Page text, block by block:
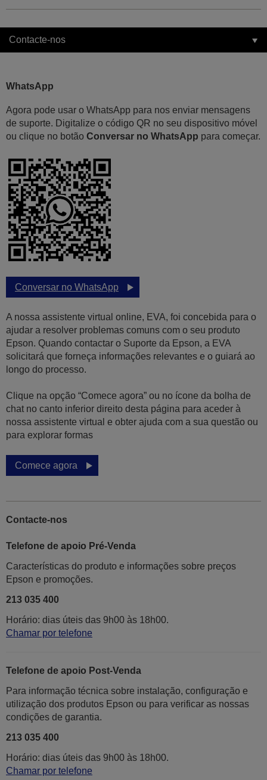
Contacte-nos
WhatsApp
Agora pode usar o WhatsApp para nos enviar mensagens
de suporte. Digitalize o código QR no seu dispositivo móvel
ou clique no botão Conversar no WhatsApp para começar.
Conversar no WhatsApp
A nossa assistente virtual online, EVA, foi concebida para o
ajudar a resolver problemas comuns com o seu produto
Epson. Quando contactar o Suporte da Epson, a EVA
solicitará que forneça informações relevantes e o guiará ao
longo do processo.
Clique na opção “Comece agora” ou no ícone da bolha de
chat no canto inferior direito desta página para aceder à
nossa assistente virtual e obter ajuda com a sua questão ou
para explorar formas
Comece agora
Contacte-nos
Telefone de apoio Pré-Venda
Características do produto e informações sobre preços
Epson e promoções.
213 035 400
Horário: dias úteis das 9h00 às 18h00.
Chamar por telefone
Telefone de apoio Post-Venda
Para informação técnica sobre instalação, configuração e
utilização dos produtos Epson ou para verificar as nossas
condições de garantia.
213 035 400
Horário: dias úteis das 9h00 às 18h00.
Chamar por telefone